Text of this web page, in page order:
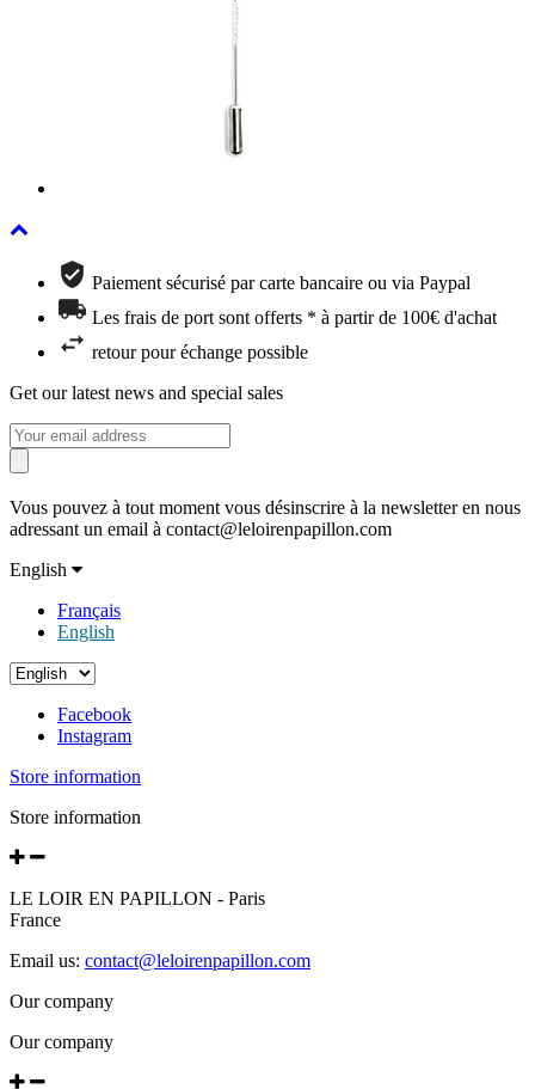
Paiement sécurisé par carte bancaire ou via Paypal
Les frais de port sont offerts * à partir de 100€ d'achat
retour pour échange possible
Get our latest news and special sales
Vous pouvez à tout moment vous désinscrire à la newsletter en nous
adressant un email à contact@leloirenpapillon.com
English
Français
English
Facebook
Instagram
Store information
Store information
LE LOIR EN PAPILLON - Paris
France
Email us: contact@leloirenpapillon.com
Our company
Our company